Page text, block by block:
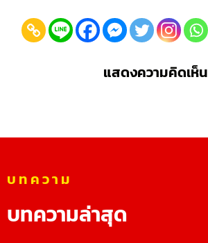
แสดงความคิดเห็น
บทความ
บทความล่าสุด